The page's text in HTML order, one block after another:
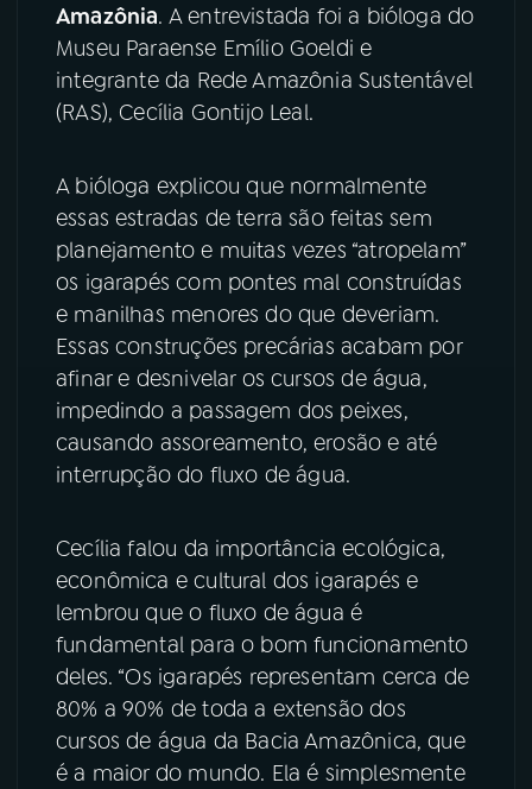
ACOMPANHE A RÁDIO NACIONAL
Instagram X
TikTok
Amazônia. A entrevistada foi a bióloga do
Museu Paraense Emílio Goeldi e
integrante da Rede Amazônia Sustentável
(RAS), Cecília Gontijo Leal.
A bióloga explicou que normalmente
essas estradas de terra são feitas sem
planejamento e muitas vezes “atropelam”
os igarapés com pontes mal construídas
e manilhas menores do que deveriam.
Essas construções precárias acabam por
afinar e desnivelar os cursos de água,
impedindo a passagem dos peixes,
causando assoreamento, erosão e até
interrupção do fluxo de água.
Cecília falou da importância ecológica,
econômica e cultural dos igarapés e
lembrou que o fluxo de água é
fundamental para o bom funcionamento
deles. “Os igarapés representam cerca de
80% a 90% de toda a extensão dos
cursos de água da Bacia Amazônica, que
é a maior do mundo. Ela é simplesmente